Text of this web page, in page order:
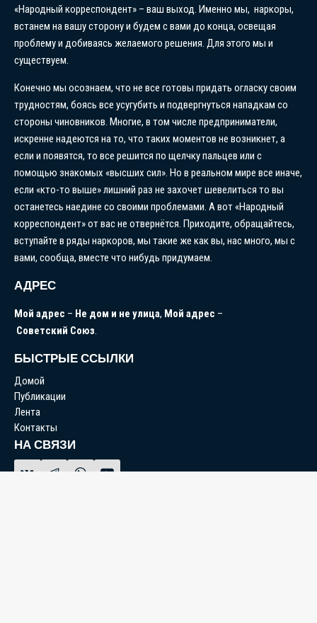
«Народный корреспондент» – ваш выход. Именно мы, наркоры,
встанем на вашу сторону и будем с вами до конца, освещая
проблему и добиваясь желаемого решения. Для этого мы и
существуем.
Конечно мы осознаем, что не все готовы придать огласку своим
трудностям, боясь все усугубить и подвергнуться нападкам со
стороны чиновников. Многие, в том числе предприниматели,
искренне надеются на то, что таких моментов не возникнет, а
если и появятся, то все решится по щелчку пальцев или с
помощью знакомых «высших сил». Но в реальном мире все иначе,
если «кто-то выше» лишний раз не захочет шевелиться то вы
останетесь наедине со своими проблемами. А вот «Народный
корреспондент» от вас не отвернётся. Приходите, обращайтесь,
вступайте в ряды наркоров, мы такие же как вы, нас много, мы с
вами, сообща, вместе что нибудь придумаем.
АДРЕС
Мой адрес – Не дом и не улица, Мой адрес –
Советский Союз.
БЫСТРЫЕ ССЫЛКИ
Домой
Публикации
Лента
Контакты
НА СВЯЗИ